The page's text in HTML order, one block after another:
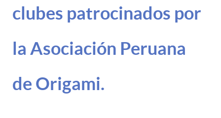
clubes patrocinados por
la Asociación Peruana
de Origami.